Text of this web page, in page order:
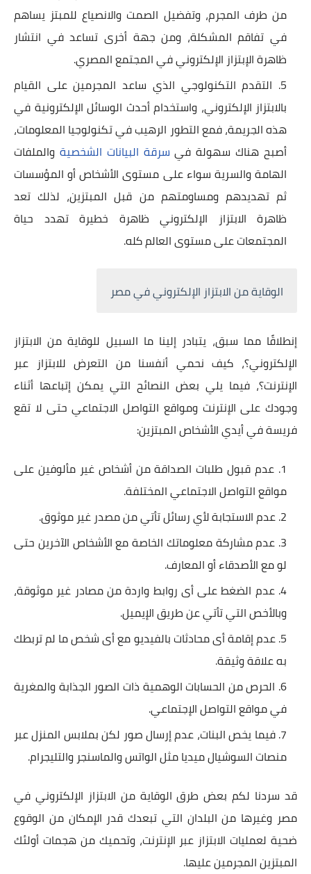
من طرف المجرم، وتفضيل الصمت والانصياع للمبتز يساهم
في تفاقم المشكلة، ومن جهة أخرى تساعد في انتشار
ظاهرة الإبتزاز الإلكتروني في المجتمع المصري.
التقدم التكنولوجي الذي ساعد المجرمين على القيام
بالابتزاز الإلكتروني، واستخدام أحدث الوسائل الإلكترونية في
هذه الجريمة، فمع التطور الرهيب في تكنولوجيا المعلومات،
أصبح هناك سهولة في سرقة البيانات الشخصية والملفات
الهامة والسرية سواء على مستوى الأشخاص أو المؤسسات
ثم تهديدهم ومساومتهم من قبل المبتزين، لذلك تعد
ظاهرة الابتزاز الإلكتروني ظاهرة خطيرة تهدد حياة
المجتمعات على مستوى العالم كله.
الوقاية من الابتزاز الإلكتروني في مصر
إنطلاقًا مما سبق، يتبادر إلينا ما السبيل للوقاية من الابتزاز
الإلكتروني؟، كيف نحمي أنفسنا من التعرض للابتزاز عبر
الإنترنت؟، فيما يلي بعض النصائح التي يمكن إتباعها أثناء
وجودك على الإنترنت ومواقع التواصل الاجتماعي حتى لا تقع
فريسة في أيدي الأشخاص المبتزين:
عدم قبول طلبات الصداقة من أشخاص غير مألوفين على
مواقع التواصل الاجتماعي المختلفة.
عدم الاستجابة لأي رسائل تأتي من مصدر غير موثوق.
عدم مشاركة معلوماتك الخاصة مع الأشخاص الآخرين حتى
لو مع الأصدقاء أو المعارف.
عدم الضغط على أى روابط واردة من مصادر غير موثوقة،
وبالأخص التي تأتي عن طريق الإيميل.
عدم إقامة أى محادثات بالفيديو مع أى شخص ما لم تربطك
به علاقة وثيقة.
الحرص من الحسابات الوهمية ذات الصور الجذابة والمغرية
في مواقع التواصل الإجتماعي.
فيما يخص البنات، عدم إرسال صور لكن بملابس المنزل عبر
منصات السوشيال ميديا مثل الواتس والماسنجر والتليجرام.
قد سردنا لكم بعض طرق الوقاية من الابتزاز الإلكتروني في
مصر وغيرها من البلدان التي تبعدك قدر الإمكان من الوقوع
ضحية لعمليات الابتزاز عبر الإنترنت، وتحميك من هجمات أولئك
المبتزين المجرمين عليها.